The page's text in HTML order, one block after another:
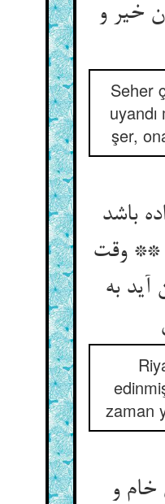
خیر و
Seher
uyandı
şer,
باشد
وقت
آید به
zaman
خام و